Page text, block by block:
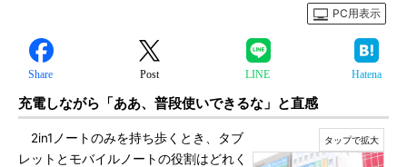
PC用表示
Share Post LINE Hatena
充電しながら「ああ、普段使いできるな」と直感
2in1ノートのみを持ち歩くとき、タブ
レットとモバイルノートの役割はどれく